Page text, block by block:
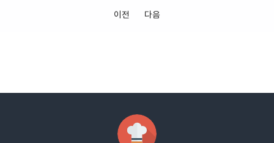
3줌 (3종이컵) *우거지란? 배추 겉
특유 향기를 가지고 있으면서 식감
'감자조림'을 소개하겠습니다. 한식
닌 물엿으로 쫀득한 식감이 있게 '감
자조림' 만들어 보겠습니다. 쫀득 쫀
득~자꾸 먹고 싶은 감자요리 '감자
는 밑반찬인 만큼 냉장고에 차게 보
나눠서 끓는 물에 잠깐 삶아내는 것
인데요. 그렇게하면 핏물(검은 거품)
과 기름을 좀 더 제거할 수 있어서
이전 다음